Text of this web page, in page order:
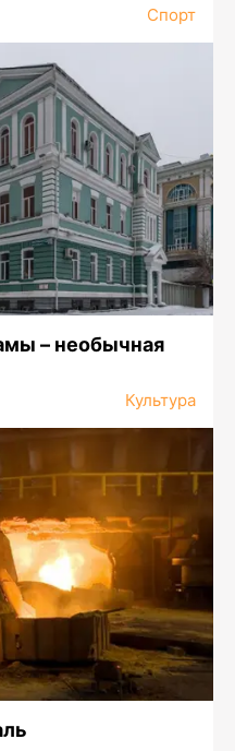
Спорт
– необычная
Культура